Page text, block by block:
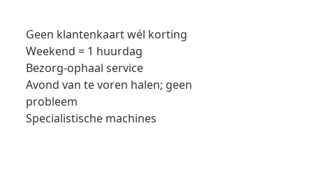
Geen klantenkaart wél korting
Weekend = 1 huurdag
Bezorg-ophaal service
Avond van te voren halen; geen
probleem
Specialistische machines